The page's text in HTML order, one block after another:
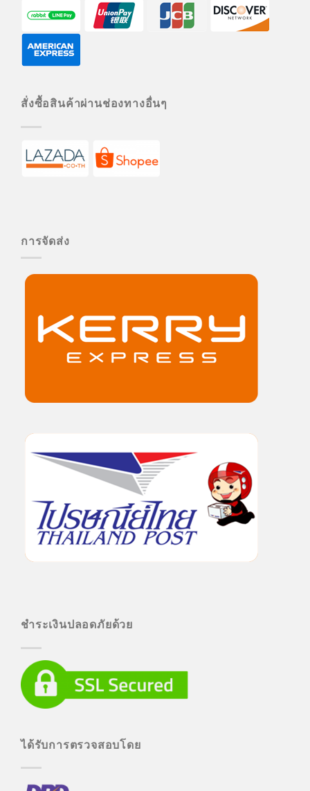
สั่งซื้อสินค้าผ่านช่องทางอื่นๆ
การจัดส่ง
ชำระเงินปลอดภัยด้วย
ได้รับการตรวจสอบโดย